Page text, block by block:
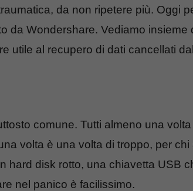
da non ripetere più. Oggi
da Wondershare. Vediamo insieme
utile al recupero di dati cancellati
comune. Tutti almeno una
volta è una volta di troppo, per chi
hard disk rotto, una chiavetta USB
nel panico è facilissimo.